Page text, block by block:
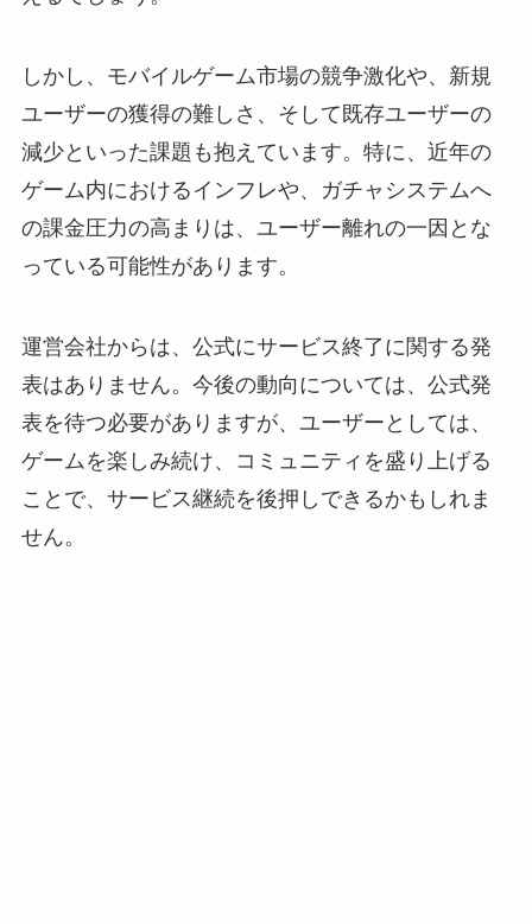
しかし、モバイルゲーム市場の競争激化や、新規
ユーザーの獲得の難しさ、そして既存ユーザーの
減少といった課題も抱えています。特に、近年の
ゲーム内におけるインフレや、ガチャシステムへ
の課金圧力の高まりは、ユーザー離れの一因とな
っている可能性があります。
運営会社からは、公式にサービス終了に関する発
表はありません。今後の動向については、公式発
表を待つ必要がありますが、ユーザーとしては、
ゲームを楽しみ続け、コミュニティを盛り上げる
ことで、サービス継続を後押しできるかもしれま
せん。